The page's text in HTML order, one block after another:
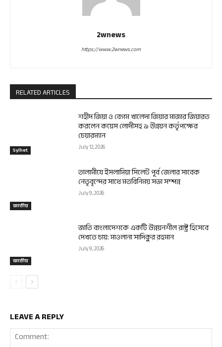
2wnews
https://www.2wnews.com
RELATED ARTICLES
Sylhet
শহীদ জিয়া ও বেগম খালেদা জিয়ার মাজার জিয়ারত
করলেন কয়েস লোদীসহ ৯ উন্নয়ন কর্তৃপক্ষের
চেয়ারম্যান
July 12, 2026
জাতীয়
তালামীযে ইসলামিয়া সিলেট পূর্ব জেলার সাবেক
নেতৃবৃন্দের সাথে মতবিনিময় সভা সম্পন্ন
July 9, 2026
জাতীয়
জাতি বাংলাদেশকে একটি উন্নয়নশীল রাষ্ট্র হিসেবে
দেখতে চায়: মাওলানা সাদিকুর রহমান
July 9, 2026
LEAVE A REPLY